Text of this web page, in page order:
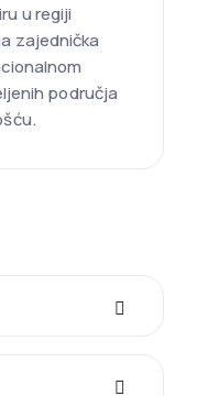
u regiji
zajednička
područja